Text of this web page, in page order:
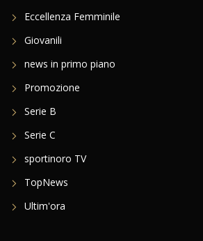
Eccellenza Femminile
Giovanili
news in primo piano
Promozione
Serie B
Serie C
sportinoro TV
TopNews
Ultim'ora